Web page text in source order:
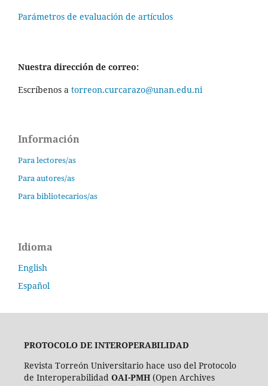
Parámetros de evaluación de artículos
Nuestra dirección de correo:
Escríbenos a torreon.curcarazo@unan.edu.ni
Información
Para lectores/as
Para autores/as
Para bibliotecarios/as
Idioma
English
Español
PROTOCOLO DE INTEROPERABILIDAD
Revista Torreón Universitario hace uso del Protocolo
de Interoperabilidad OAI-PMH(Open Archives